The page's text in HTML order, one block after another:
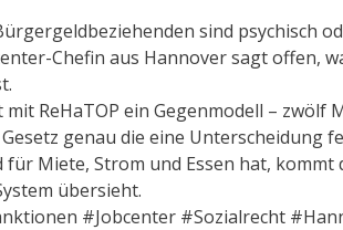
sind psychisch
Chefin aus Hannover sagt offen,
ReHaTOP ein Gegenmodell –
genau die eine Unterscheidung
für Miete, Strom und Essen hat,
übersieht.
#Jobcenter #Sozialrecht